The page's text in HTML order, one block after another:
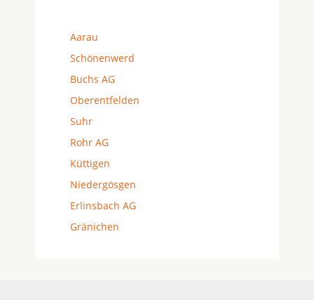
Aarau
Schönenwerd
Buchs AG
Oberentfelden
Suhr
Rohr AG
Küttigen
Niedergösgen
Erlinsbach AG
Gränichen